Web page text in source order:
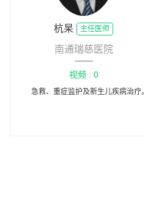
杭杲 主任医师
南通瑞慈医院
视频 : 0
急救、重症监护及新生儿疾病治疗。